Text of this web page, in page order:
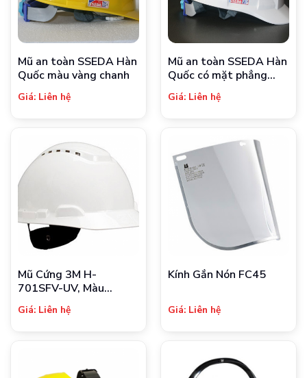
Mũ an toàn SSEDA Hàn
Quốc màu vàng chanh
Giá: Liên hệ
Mũ an toàn SSEDA Hàn
Quốc có mặt phẳng
màu trắng
Giá: Liên hệ
Mũ Cứng 3M H-
701SFV-UV, Màu
Trắng, Có Lỗ Thông Hơi
Giá: Liên hệ
Kính Gắn Nón FC45
Giá: Liên hệ